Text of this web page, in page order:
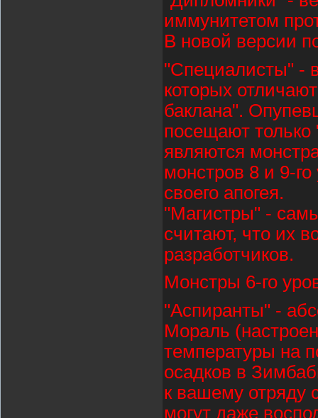
иммунитетом
В новой версии
"Специалисты" -
которых
баклана".
посещают
являются
монстров 8 и 9-
своего апогея.
"Магистры" -
считают, что их
разработчиков.
Монстры 6-го
"Аспиранты" -
Мораль
температуры на
осадков в
к вашему отряду
могут даже